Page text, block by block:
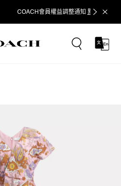
權益調整通知點擊查看 立即追蹤